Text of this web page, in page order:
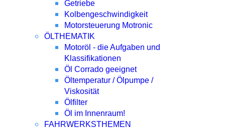
Getriebe
Kolbengeschwindigkeit
Motorsteuerung Motronic
ÖLTHEMATIK
Motoröl - die Aufgaben und
Klassifikationen
Öl Corrado geeignet
Öltemperatur / Ölpumpe /
Viskosität
Ölfilter
Öl im Innenraum!
FAHRWERKSTHEMEN